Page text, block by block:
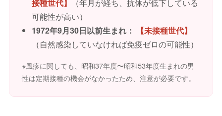
接種世代】
（年月が経ち、抗体が低下している
可能性が高い）
1972年9月30日以前生まれ：
【未接種世代】
（自然感染していなければ免疫ゼロの可能性）
※風疹に関しても、昭和37年度〜昭和53年度生まれの男
性は定期接種の機会がなかったため、注意が必要です。